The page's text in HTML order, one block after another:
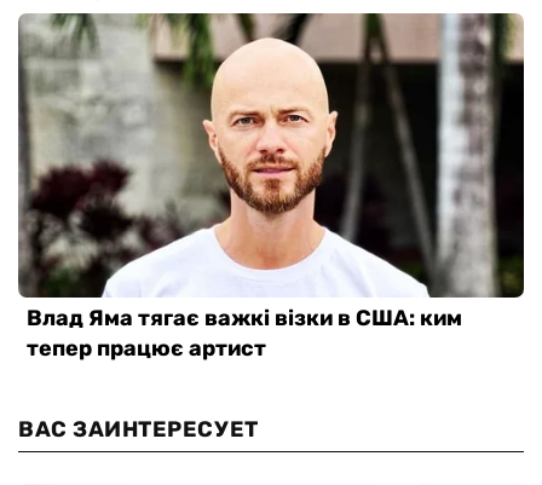
ВАС ЗАИНТЕРЕСУЕТ